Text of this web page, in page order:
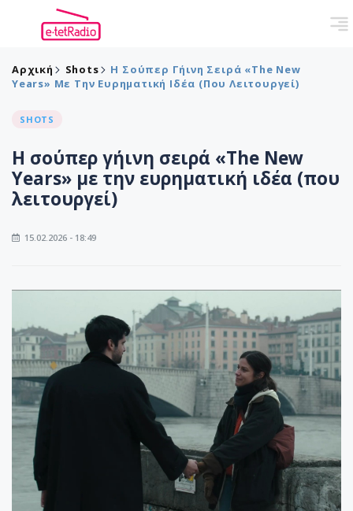
Αρχική Shots
Η Σούπερ Γήινη Σειρά «The New
Years» Με Την Ευρηματική Ιδέα (που Λειτουργεί)
SHOTS
Η σούπερ γήινη σειρά «The New
Years» με την ευρηματική ιδέα (που
λειτουργεί)
15.02.2026 - 18:49